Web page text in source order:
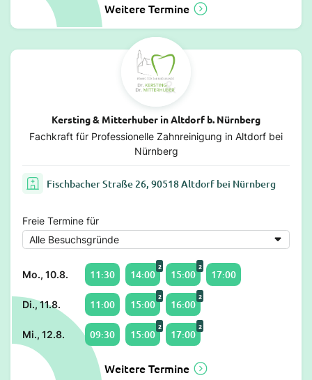
Weitere Termine
Kersting & Mitterhuber in Altdorf b. Nürnberg
Fachkraft für Professionelle Zahnreinigung in Altdorf bei
Nürnberg
Fischbacher Straße 26, 90518 Altdorf bei Nürnberg
Freie Termine für
Mo., 10.8. 11:30 14:00
2
15:00
2
17:00
Di., 11.8. 11:00 15:00
2
16:00
2
Mi., 12.8. 09:30 15:00
2
17:00
2
Weitere Termine